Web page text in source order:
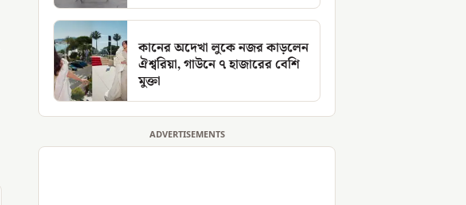
কানের অদেখা লুকে নজর কাড়লেন
ঐশ্বরিয়া, গাউনে ৭ হাজারের বেশি
মুক্তা
ADVERTISEMENTS